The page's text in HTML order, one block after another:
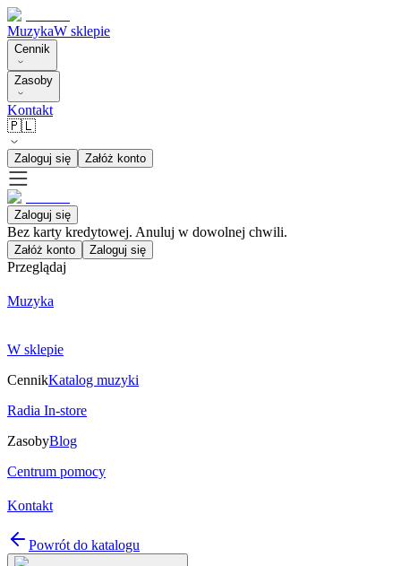
MuzykaW sklepie
Cennik
Zasoby
Kontakt
🇵🇱
Zaloguj się Załóż konto
Zaloguj się
Bez karty kredytowej. Anuluj w dowolnej chwili.
Załóż konto Zaloguj się
Przeglądaj
Muzyka
W sklepie
CennikKatalog muzyki
Radia In-store
ZasobyBlog
Centrum pomocy
Kontakt
Powrót do katalogu